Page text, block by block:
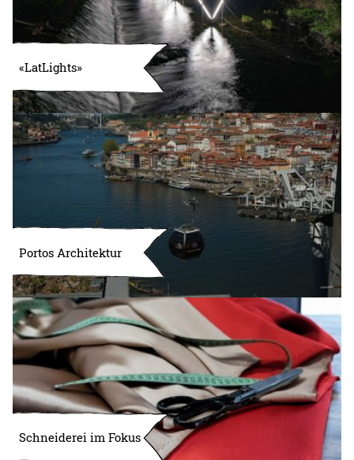
«LatLights»
Portos Architektur
Schneiderei im Fokus